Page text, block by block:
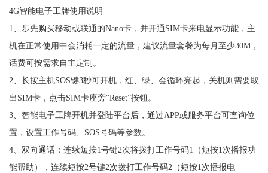
4G智能电子工牌使用说明
1、步先购买移动或联通的Nano卡，并开通SIM卡来电显示功能，主
机在正常使用中会消耗一定的流量，建议流量套餐为每月至少30M，
话费可按需求自主定制。
2、长按主机SOS键3秒可开机，红、绿、会循环亮起，关机则需要取
出SIM卡，点击SIM卡座旁“Reset”按钮。
3、智能电子工牌开机并登陆平台后，通过APP或服务平台可查询位
置，设置工作号码、SOS号码等参数。
4、双向通话：连续短按1号键2次将拨打工作号码1（短按1次播报功
能帮助），连续短按2号键2次拨打工作号码2（短按1次播报电